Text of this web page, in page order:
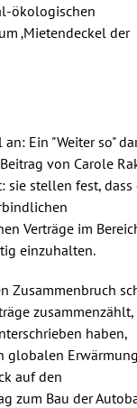
ökologischen
‚Mietendeckel der
Ein "Weiter so"
von Carole
sie stellen fest, dass
Verträge im
einzuhalten.
Zusammenbruch
zusammenzählt,
haben,
globalen Erwärmung
auf den
zum Bau der